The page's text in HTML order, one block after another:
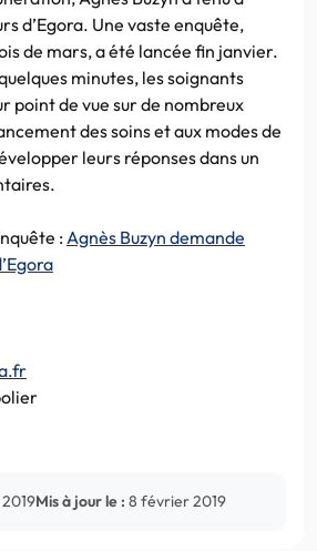
d’Egora. Une vaste enquête,
de mars, a été lancée fin janvier.
minutes, les soignants
point de vue sur de nombreux
des soins et aux modes de
leurs réponses dans un
: Agnès Buzyn demande
Mis à jour le : 8 février 2019